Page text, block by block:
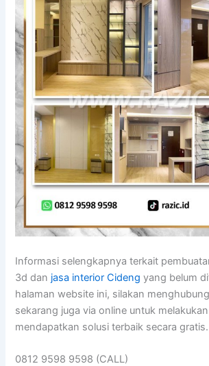
Informasi selengkapnya terkait
3d dan jasa interior Cideng yang belum
halaman website ini, silakan
sekarang juga via online untuk
mendapatkan solusi terbaik secara gratis.
0812 9598 9598 (CALL)